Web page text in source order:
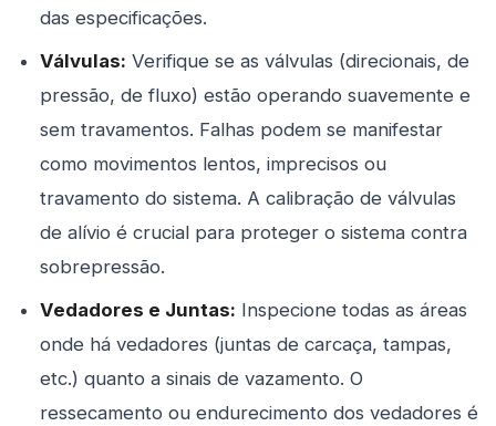
das especificações.
Válvulas: Verifique se as válvulas (direcionais, de
pressão, de fluxo) estão operando suavemente e
sem travamentos. Falhas podem se manifestar
como movimentos lentos, imprecisos ou
travamento do sistema. A calibração de válvulas
de alívio é crucial para proteger o sistema contra
sobrepressão.
Vedadores e Juntas: Inspecione todas as áreas
onde há vedadores (juntas de carcaça, tampas,
etc.) quanto a sinais de vazamento. O
ressecamento ou endurecimento dos vedadores é